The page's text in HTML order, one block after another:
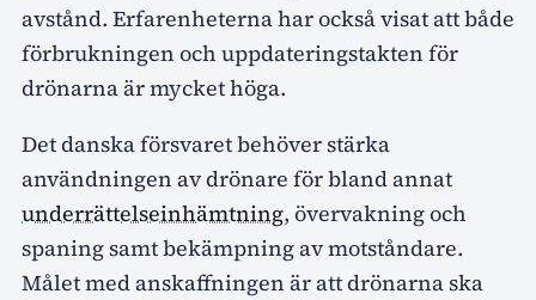
avstånd. Erfarenheterna har också visat att både
förbrukningen och uppdateringstakten för
drönarna är mycket höga.
Det danska försvaret behöver stärka
användningen av drönare för bland annat
underrättelseinhämtning, övervakning och
spaning samt bekämpning av motståndare.
Målet med anskaffningen är att drönarna ska